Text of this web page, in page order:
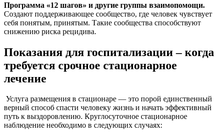
Программа «12 шагов» и другие группы взаимопомощи.
Создают поддерживающее сообщество, где человек чувствует
себя понятым, принятым. Такие сообщества способствуют
снижению риска рецидива.
Показания для госпитализации – когда
требуется срочное стационарное
лечение
Услуга размещения в стационаре — это порой единственный
верный способ спасти человеку жизнь и начать эффективный
путь к выздоровлению. Круглосуточное стационарное
наблюдение необходимо в следующих случаях: